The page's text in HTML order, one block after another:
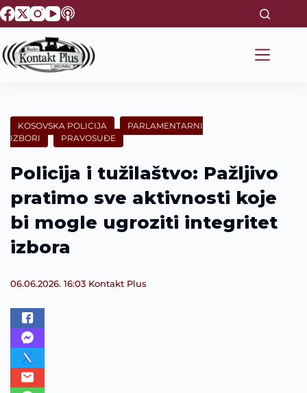
S
k
p
t
e
n
KOSOVSKA POLICIJA
PARLAMENTARNI
IZBORI
PRAVOSUĐE
Policija i tužilaštvo: Pažljivo
pratimo sve aktivnosti koje
bi mogle ugroziti integritet
izbora
06.06.2026. 16:03 Kontakt Plus